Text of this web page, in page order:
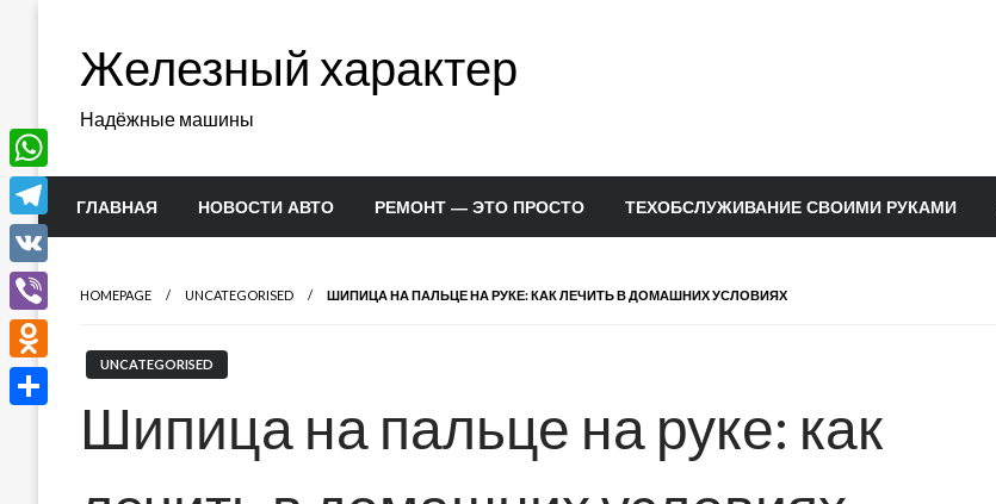
содержимомуЖелезный характер
Надёжные машины
ГЛАВНАЯ НОВОСТИ АВТО РЕМОНТ — ЭТО ПРОСТО ТЕХОБСЛУЖИВАНИЕ СВОИМИ РУКАМИ
HOMEPAGE UNCATEGORISED ШИПИЦА НА ПАЛЬЦЕ НА РУКЕ: КАК ЛЕЧИТЬ В ДОМАШНИХ УСЛОВИЯХ
UNCATEGORISED
Шипица на пальце на руке: как
WhatsApp
Telegram
VK
Viber
Odnoklassniki